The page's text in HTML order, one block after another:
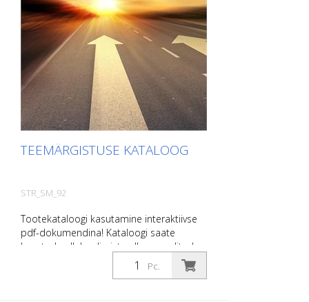
TEEMÄRGISTUSE KATALOOG
STR_SM_92
Tootekataloogi kasutamine interaktiivse
pdf-dokumendina! Kataloogi saate
kasutada allalaadimiste all oma valitud
keeles. Kui vajate ka kataloogi koos
hindadega (ainult olemasolevatele
Pc.